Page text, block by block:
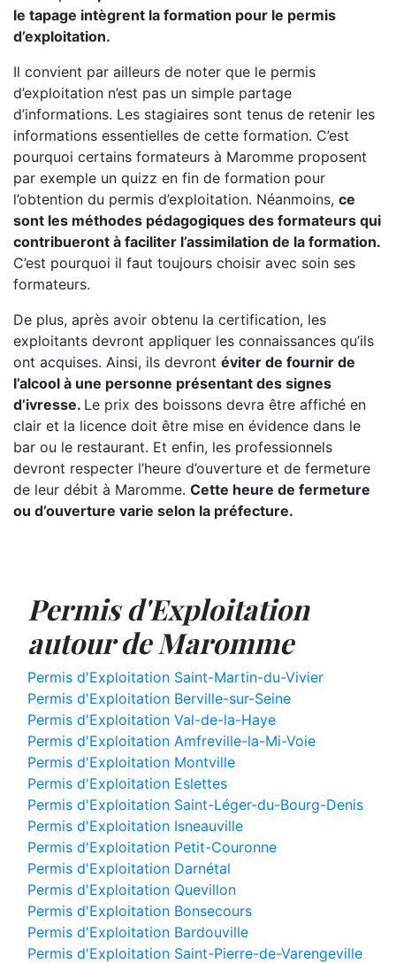
le tapage intègrent la formation pour le permis
d’exploitation.
Il convient par ailleurs de noter que le permis
d’exploitation n’est pas un simple partage
d’informations. Les stagiaires sont tenus de retenir les
informations essentielles de cette formation. C’est
pourquoi certains formateurs à Maromme proposent
par exemple un quizz en fin de formation pour
l’obtention du permis d’exploitation. Néanmoins, ce
sont les méthodes pédagogiques des formateurs qui
contribueront à faciliter l’assimilation de la formation.
C’est pourquoi il faut toujours choisir avec soin ses
formateurs.
De plus, après avoir obtenu la certification, les
exploitants devront appliquer les connaissances qu’ils
ont acquises. Ainsi, ils devront éviter de fournir de
l’alcool à une personne présentant des signes
d’ivresse. Le prix des boissons devra être affiché en
clair et la licence doit être mise en évidence dans le
bar ou le restaurant. Et enfin, les professionnels
devront respecter l’heure d’ouverture et de fermeture
de leur débit à Maromme. Cette heure de fermeture
ou d’ouverture varie selon la préfecture.
Permis d'Exploitation
autour de Maromme
Permis d'Exploitation Saint-Martin-du-Vivier
Permis d'Exploitation Berville-sur-Seine
Permis d'Exploitation Val-de-la-Haye
Permis d'Exploitation Amfreville-la-Mi-Voie
Permis d'Exploitation Montville
Permis d'Exploitation Eslettes
Permis d'Exploitation Saint-Léger-du-Bourg-Denis
Permis d'Exploitation Isneauville
Permis d'Exploitation Petit-Couronne
Permis d'Exploitation Darnétal
Permis d'Exploitation Quevillon
Permis d'Exploitation Bonsecours
Permis d'Exploitation Bardouville
Permis d'Exploitation Saint-Pierre-de-Varengeville